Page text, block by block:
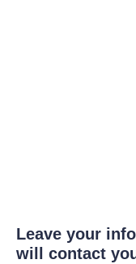
Leave your
will contact